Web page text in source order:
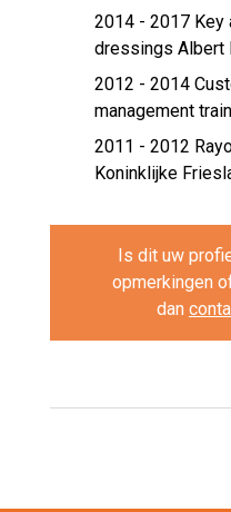
2014 - 2017 Key
dressings Albert
2012 - 2014
management
2011 - 2012
Koninklijke
Is dit uw
opmerkingen
dan